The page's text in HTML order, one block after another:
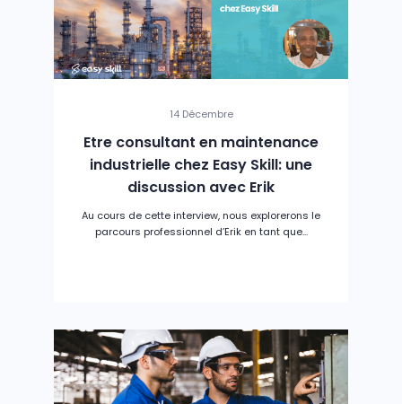
14 Décembre
Etre consultant en maintenance
industrielle chez Easy Skill: une
discussion avec Erik
Au cours de cette interview, nous explorerons le
parcours professionnel d’Erik en tant que...